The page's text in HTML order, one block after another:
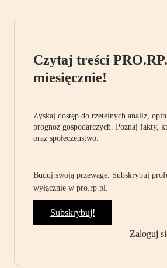
Czytaj treści
miesięcznie!
Zyskaj dostęp do rzetelnych analiz,
prognoz gospodarczych. Poznaj fakty,
oraz społeczeństwo.
Buduj swoją przewagę. Subskrybuj
wyłącznie w pro.rp.pl.
Subskrybuj!
Zaloguj